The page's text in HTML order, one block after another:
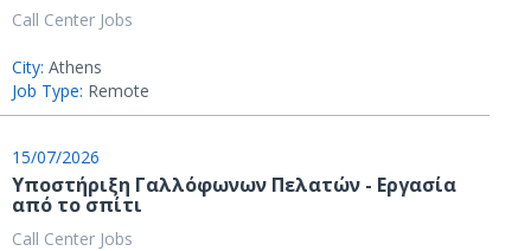
Call Center Jobs
City: Athens
Job Type: Remote
15/07/2026
Υποστήριξη Γαλλόφωνων Πελατών - Εργασία
από το σπίτι
Call Center Jobs